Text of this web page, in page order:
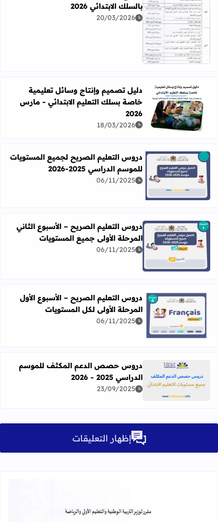
اقرأ المزيد عن تواريخ المراقبة المستمرة والامتحانات بالسلك
بالسلك الابتدائي 2026
20/03/2026
اقرأ المزيد عن دليل تصميم وإنتاج وسائل تعليمية خاصة بسلك
دليل تصميم وإنتاج وسائل تعليمية
خاصة بسلك التعليم الابتدائي - مارس
2026
18/03/2026
اقرأ المزيد عن دروس التعليم الصريح لجميع المستويات للموسم
دروس التعليم الصريح لجميع المستويات
للموسم الدراسي 2025-2026
06/11/2025
اقرأ المزيد عن دروس التعليم الصريح – الأسبوع الثاني
دروس التعليم الصريح – الأسبوع الثاني
المرحلة الأولى جميع المستويات
06/11/2025
اقرأ المزيد عن دروس التعليم الصريح – الأسبوع الأول
دروس التعليم الصريح – الأسبوع الأول
المرحلة الأولى لكل المستويات
06/11/2025
اقرأ المزيد عن دروس حصص الدعم المكثف للموسم الدراسي 2025 -
دروس حصص الدعم المكثف للموسم
الدراسي 2025 - 2026
23/09/2025
إظهار التعليقات